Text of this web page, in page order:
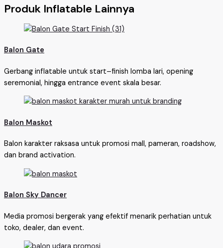
Produk Inflatable Lainnya
Balon Gate
Gerbang inflatable untuk start–finish lomba lari, opening
seremonial, hingga entrance event skala besar.
Balon Maskot
Balon karakter raksasa untuk promosi mall, pameran, roadshow,
dan brand activation.
Balon Sky Dancer
Media promosi bergerak yang efektif menarik perhatian untuk
toko, dealer, dan event.